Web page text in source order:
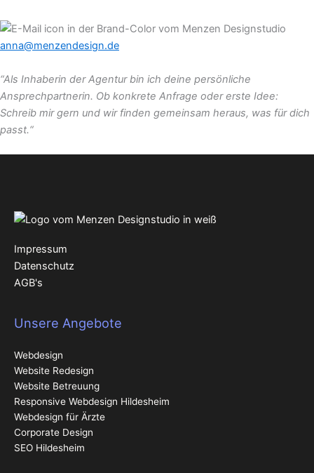
anna@menzendesign.de
“Als Inhaberin der Agentur bin ich deine persönliche
Ansprechpartnerin. Ob konkrete Anfrage oder erste Idee:
Schreib mir gern und wir finden gemeinsam heraus, was für dich
passt.“
Impressum
Datenschutz
AGB's
Unsere Angebote
Webdesign
Website Redesign
Website Betreuung
Responsive Webdesign Hildesheim
Webdesign für Ärzte
Corporate Design
SEO Hildesheim